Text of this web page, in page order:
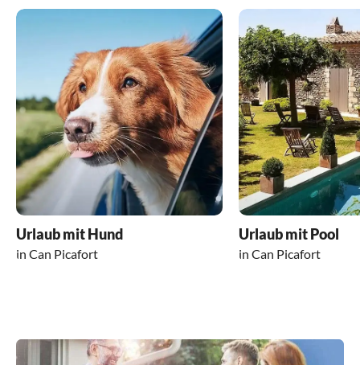
morgendliche Fütterung der " Tortugas", die
sich frei im Garten bewegen dürfen.
Aus diesen Gründen gibt es die volle
Punktzahl für den ausgesprochen
zuvorkommenden und äußerst sympathischen
Miquel. Herzlichen Dank sagen die 5
Bochumer.
Urlaub mit Hund
in Can Picafort
Urlaub mit Pool
in Can Picafort